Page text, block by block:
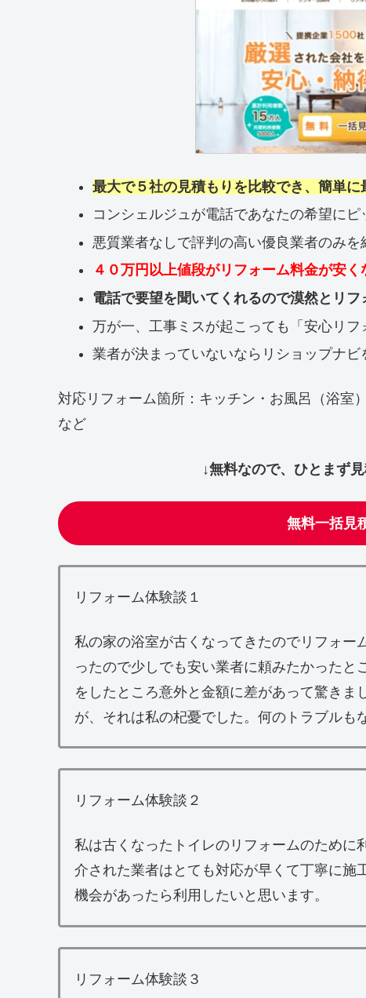
最大で５社の見積もりを比較でき、簡単
コンシェルジュが電話であなたの希望に
悪質業者なしで評判の高い優良業者のみ
４０万円以上値段がリフォーム料金が安く
電話で要望を聞いてくれるので漠然とリ
万が一、工事ミスが起こっても「安心リ
業者が決まっていないならリショップナビ
対応リフォーム箇所：キッチン・お風呂（浴室
など
↓無料なので、ひとまず
無料一括見
リフォーム体験談１
私の家の浴室が古くなってきたのでリフォー
ったので少しでも安い業者に頼みたかったと
をしたところ意外と金額に差があって驚き
が、それは私の杞憂でした。何のトラブルも
リフォーム体験談２
私は古くなったトイレのリフォームのために
介された業者はとても対応が早くて丁寧に施
機会があったら利用したいと思います。
リフォーム体験談３